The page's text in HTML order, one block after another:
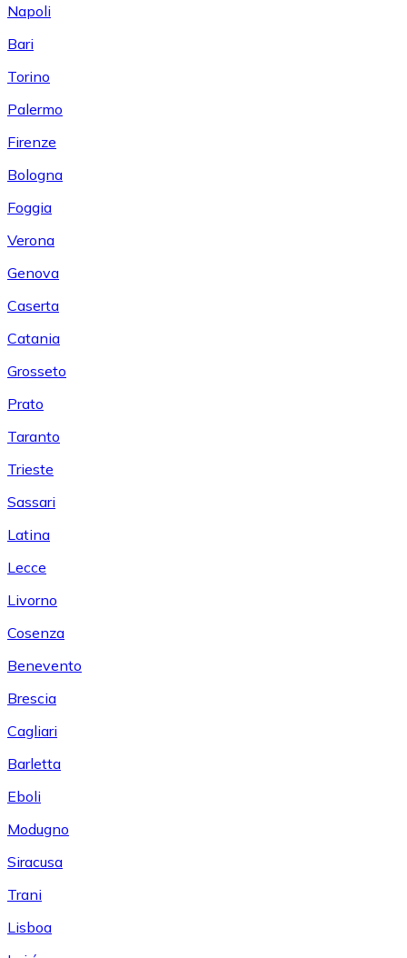
Napoli
Bari
Torino
Palermo
Firenze
Bologna
Foggia
Verona
Genova
Caserta
Catania
Grosseto
Prato
Taranto
Trieste
Sassari
Latina
Lecce
Livorno
Cosenza
Benevento
Brescia
Cagliari
Barletta
Eboli
Modugno
Siracusa
Trani
Lisboa